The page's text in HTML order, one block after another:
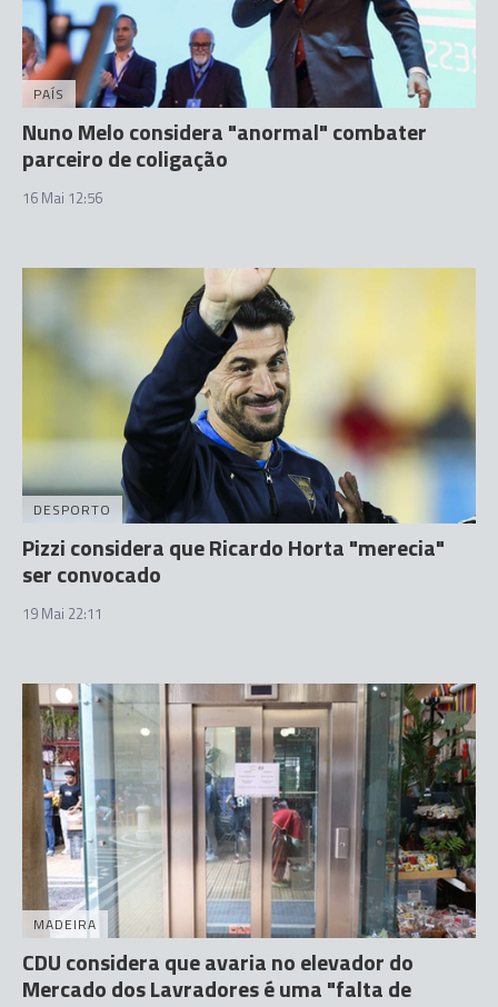
PAÍS
Nuno Melo considera "anormal" combater
parceiro de coligação
16 Mai 12:56
DESPORTO
Pizzi considera que Ricardo Horta "merecia"
ser convocado
19 Mai 22:11
MADEIRA
CDU considera que avaria no elevador do
Mercado dos Lavradores é uma "falta de